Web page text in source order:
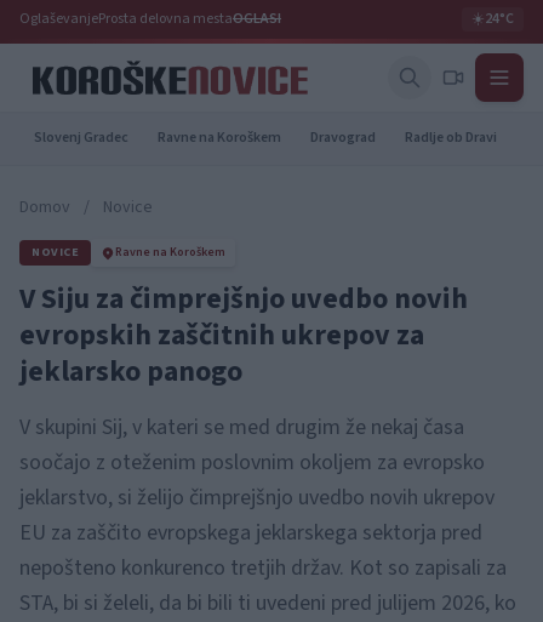
OglaševanjeProsta delovna mestaOGLASI ☀️24°C
Slovenj Gradec Ravne na Koroškem Dravograd Radlje ob Dravi
Domov / Novice
NOVICE Ravne na Koroškem
V Siju za čimprejšnjo uvedbo novih
evropskih zaščitnih ukrepov za
jeklarsko panogo
V skupini Sij, v kateri se med drugim že nekaj časa
soočajo z oteženim poslovnim okoljem za evropsko
jeklarstvo, si želijo čimprejšnjo uvedbo novih ukrepov
EU za zaščito evropskega jeklarskega sektorja pred
nepošteno konkurenco tretjih držav. Kot so zapisali za
STA, bi si želeli, da bi bili ti uvedeni pred julijem 2026, ko